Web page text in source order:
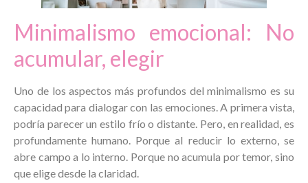
Minimalismo emocional: No
acumular, elegir
Uno de los aspectos más profundos del minimalismo es su
capacidad para dialogar con las emociones. A primera vista,
podría parecer un estilo frío o distante. Pero, en realidad, es
profundamente humano. Porque al reducir lo externo, se
abre campo a lo interno. Porque no acumula por temor, sino
que elige desde la claridad.